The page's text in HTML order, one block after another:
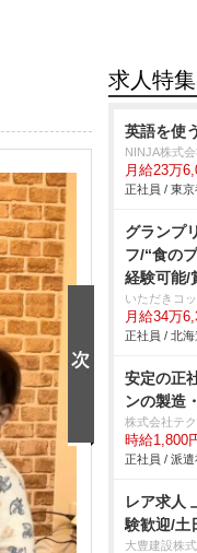
求人特集
英語を使
NINJA株式会
月給23万
正社員 / 東京
グランプ
フ/“食の
経験可能/
いただきコ
月給34万
正社員 / 北海
安定の正
ンの製造
株式会社テ
時給1,800
正社員 / 派
レア求人
験歓迎/土
大豊建設株